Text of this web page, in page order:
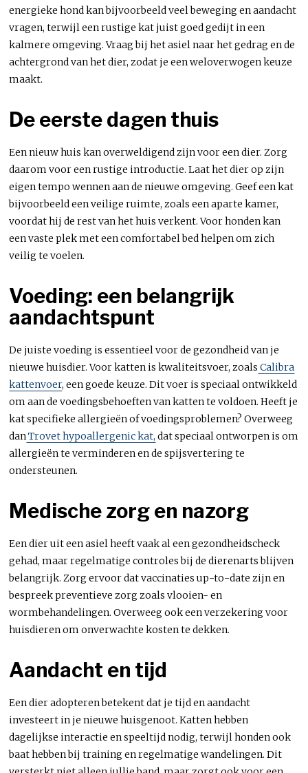
energieke hond kan bijvoorbeeld veel beweging en aandacht
vragen, terwijl een rustige kat juist goed gedijt in een
kalmere omgeving. Vraag bij het asiel naar het gedrag en de
achtergrond van het dier, zodat je een weloverwogen keuze
maakt.
De eerste dagen thuis
Een nieuw huis kan overweldigend zijn voor een dier. Zorg
daarom voor een rustige introductie. Laat het dier op zijn
eigen tempo wennen aan de nieuwe omgeving. Geef een kat
bijvoorbeeld een veilige ruimte, zoals een aparte kamer,
voordat hij de rest van het huis verkent. Voor honden kan
een vaste plek met een comfortabel bed helpen om zich
veilig te voelen.
Voeding: een belangrijk
aandachtspunt
De juiste voeding is essentieel voor de gezondheid van je
nieuwe huisdier. Voor katten is kwaliteitsvoer, zoals Calibra
kattenvoer, een goede keuze. Dit voer is speciaal ontwikkeld
om aan de voedingsbehoeften van katten te voldoen. Heeft je
kat specifieke allergieën of voedingsproblemen? Overweeg
danTrovet hypoallergenic kat, dat speciaal ontworpen is om
allergieën te verminderen en de spijsvertering te
ondersteunen.
Medische zorg en nazorg
Een dier uit een asiel heeft vaak al een gezondheidscheck
gehad, maar regelmatige controles bij de dierenarts blijven
belangrijk. Zorg ervoor dat vaccinaties up-to-date zijn en
bespreek preventieve zorg zoals vlooien- en
wormbehandelingen. Overweeg ook een verzekering voor
huisdieren om onverwachte kosten te dekken.
Aandacht en tijd
Een dier adopteren betekent dat je tijd en aandacht
investeert in je nieuwe huisgenoot. Katten hebben
dagelijkse interactie en speeltijd nodig, terwijl honden ook
baat hebben bij training en regelmatige wandelingen. Dit